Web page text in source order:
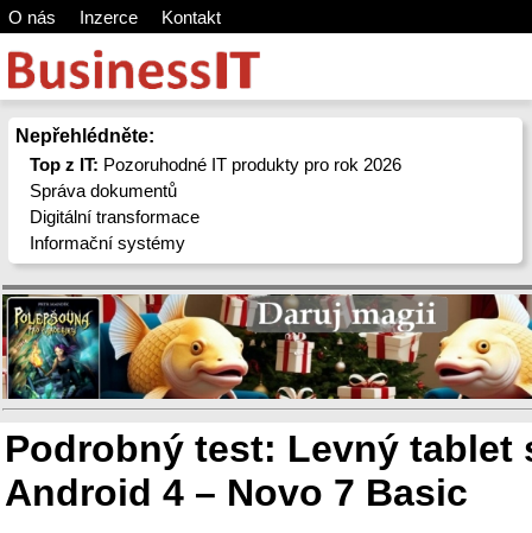
O nás Inzerce Kontakt
Nepřehlédněte:
Top z IT: Pozoruhodné IT produkty pro rok 2026
Správa dokumentů
Digitální transformace
Informační systémy
Podrobný test: Levný tablet
Android 4 – Novo 7 Basic